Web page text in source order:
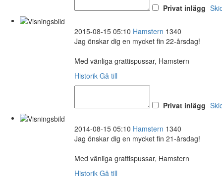
Privat inlägg
2015-08-15 05:10 Hamstern 1340
Jag önskar dig en mycket fin 22-årsdag!
Med vänliga grattispussar, Hamstern
Historik Gå till
Privat inlägg
2014-08-15 05:10 Hamstern 1340
Jag önskar dig en mycket fin 21-årsdag!
Med vänliga grattispussar, Hamstern
Historik Gå till